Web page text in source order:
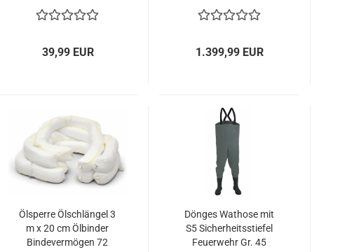
39,99 EUR
Storz A
1.399,99 EUR
Ölsperre Ölschlängel 3
m x 20 cm Ölbinder
Bindevermögen 72
Dönges Wathose mit
S5 Sicherheitsstiefel
Feuerwehr Gr. 45